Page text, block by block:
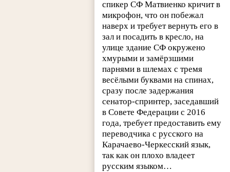
спикер СФ Матвиенко кричит в
микрофон, что он побежал
наверх и требует вернуть его в
зал и посадить в кресло, на
улице здание СФ окружено
хмурыми и замёрзшими
парнями в шлемах с тремя
весёлыми буквами на спинах,
сразу после задержания
сенатор-спринтер, заседавший
в Совете Федерации с 2016
года, требует предоставить ему
переводчика с русского на
Карачаево-Черкесский язык,
так как он плохо владеет
русским языком…